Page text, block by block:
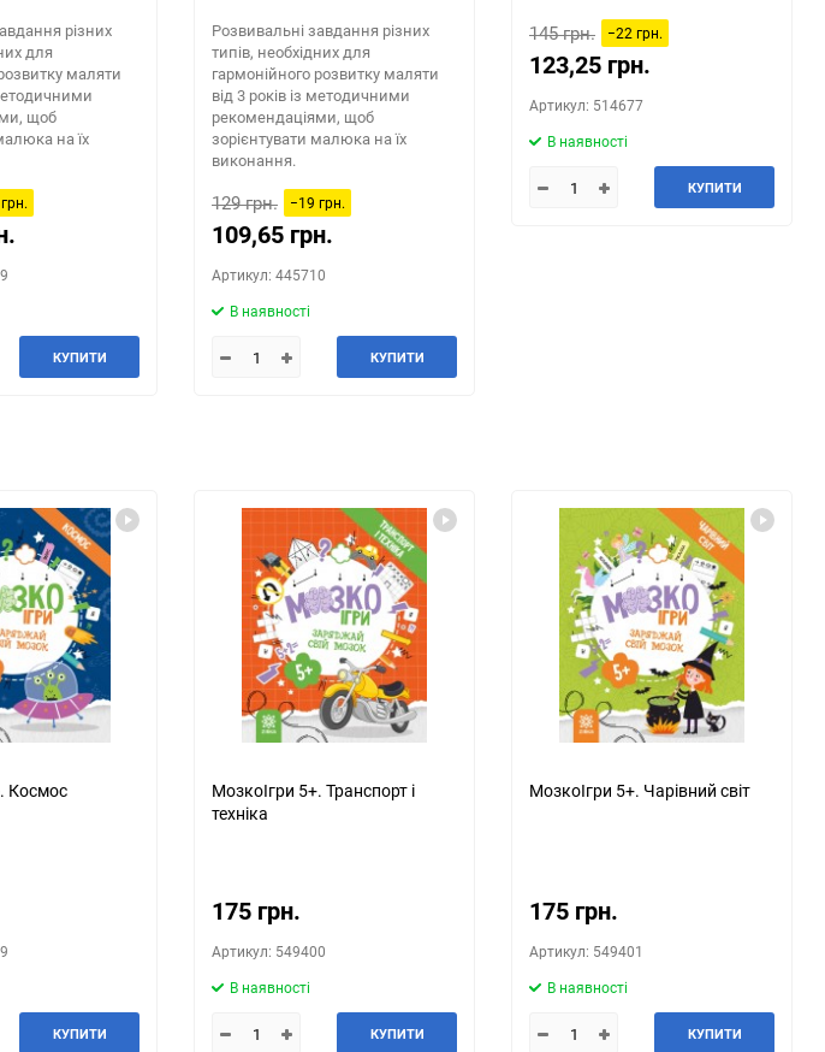
різних
для
маляти
щоб
на їх
КУПИТИ
Розвивальні завдання різних
типів, необхідних для
гармонійного розвитку маляти
від 3 років із методичними
рекомендаціями, щоб
зорієнтувати малюка на їх
виконання.
129 грн. −19 грн.
109,65 грн.
Артикул: 445710
В наявності
КУПИТИ
145 грн. −22 грн.
123,25 грн.
Артикул: 514677
В наявності
КУПИТИ
Космос
КУПИТИ
МозкоІгри 5+. Транспорт і
техніка
175 грн.
Артикул: 549400
В наявності
КУПИТИ
МозкоІгри 5+. Чарівний світ
175 грн.
Артикул: 549401
В наявності
КУПИТИ